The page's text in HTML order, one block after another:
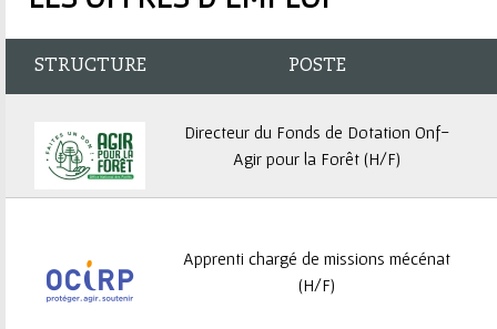
t
STRUCTURE POSTE
Directeur du Fonds de Dotation Onf-
Agir pour la Forêt (H/F)
Apprenti chargé de missions mécénat
(H/F)